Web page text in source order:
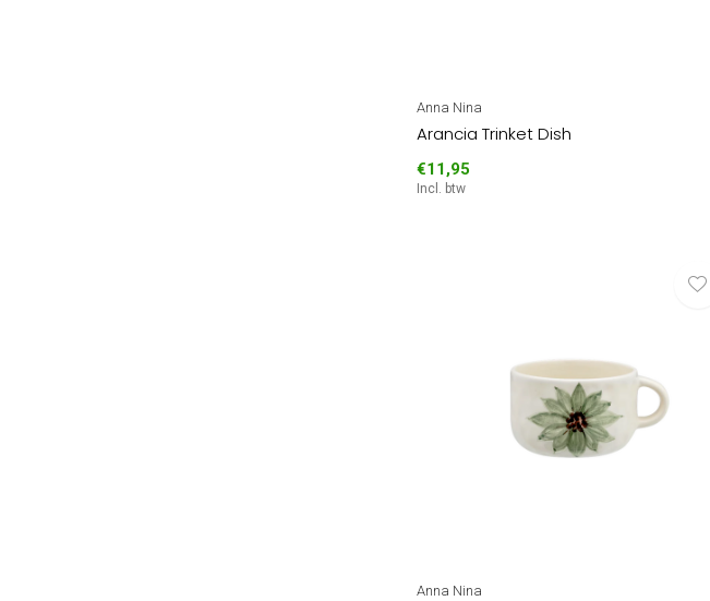
Anna Nina
Arancia Trinket Dish
€11,95
Incl. btw
Anna Nina